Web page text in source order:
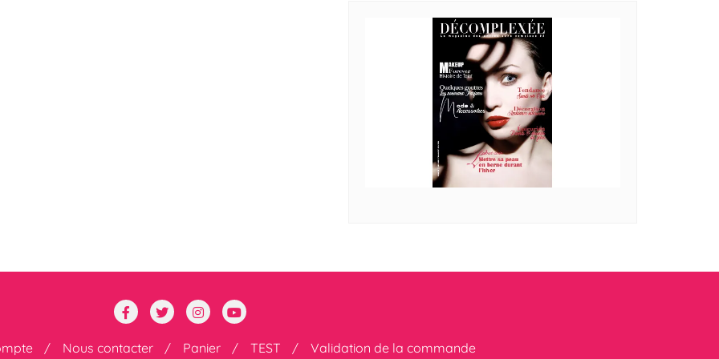
Nous contacter Panier TEST Validation de la commande